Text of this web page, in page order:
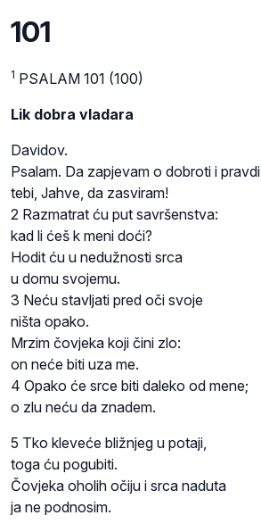
101
1 PSALAM 101 (100)
Lik dobra vladara
Davidov.
Psalam. Da zapjevam o dobroti i pravdi,
tebi, Jahve, da zasviram!
2 Razmatrat ću put savršenstva:
kad li ćeš k meni doći?
Hodit ću u nedužnosti srca
u domu svojemu.
3 Neću stavljati pred oči svoje
ništa opako.
Mrzim čovjeka koji čini zlo:
on neće biti uza me.
4 Opako će srce biti daleko od mene;
o zlu neću da znadem.
5 Tko kleveće bližnjeg u potaji,
toga ću pogubiti.
Čovjeka oholih očiju i srca naduta
ja ne podnosim.